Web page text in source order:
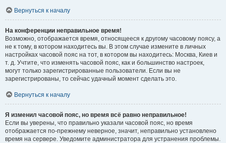
Вернуться к началу
На конференции неправильное время!
Возможно, отображается время, относящееся к другому часовому поясу, а
не к тому, в котором находитесь вы. В этом случае измените в личных
настройках часовой пояс на тот, в котором вы находитесь: Москва, Киев и
т. д. Учтите, что изменять часовой пояс, как и большинство настроек,
могут только зарегистрированные пользователи. Если вы не
зарегистрированы, то сейчас удачный момент сделать это.
Вернуться к началу
Я изменил часовой пояс, но время всё равно неправильное!
Если вы уверены, что правильно указали часовой пояс, но время
отображается по-прежнему неверное, значит, неправильно установлено
время на сервере. Уведомите администратора для устранения проблемы.